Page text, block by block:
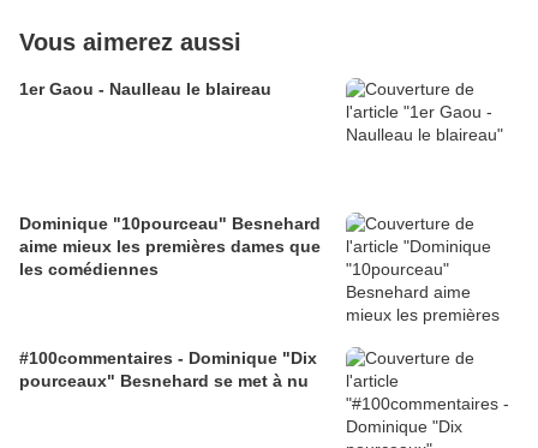
Vous aimerez aussi
1er Gaou - Naulleau le blaireau
Dominique "10pourceau" Besnehard
aime mieux les premières dames que
les comédiennes
#100commentaires - Dominique "Dix
pourceaux" Besnehard se met à nu